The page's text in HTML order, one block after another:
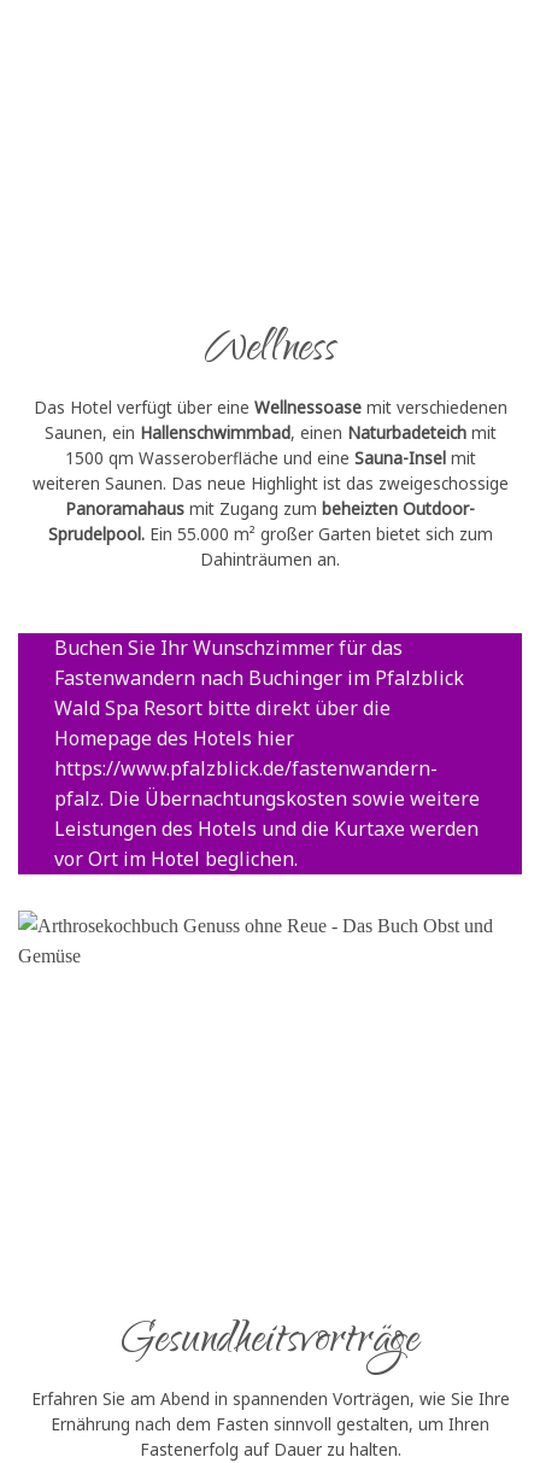
Wellness
Das Hotel verfügt über eine Wellnessoasemit verschiedenen
Saunen, ein Hallenschwimmbad, einen Naturbadeteichmit
1500 qm Wasseroberfläche und eine Sauna-Inselmit
weiteren Saunen. Das neue Highlight ist das zweigeschossige
Panoramahaus mit Zugang zum beheizten Outdoor-
Sprudelpool.Ein 55.000 m² großer Garten bietet sich zum
Dahinträumen an.
Buchen Sie Ihr Wunschzimmer für das
Fastenwandern nach Buchinger im Pfalzblick
Wald Spa Resort bitte direkt über die
Homepage des Hotels hier
https://www.pfalzblick.de/fastenwandern-
pfalz. Die Übernachtungskosten sowie weitere
Leistungen des Hotels und die Kurtaxe werden
vor Ort im Hotel beglichen.
Gesundheitsvorträge
Erfahren Sie am Abend in spannenden Vorträgen, wie Sie Ihre
Ernährung nach dem Fasten sinnvoll gestalten, um Ihren
Fastenerfolg auf Dauer zu halten.